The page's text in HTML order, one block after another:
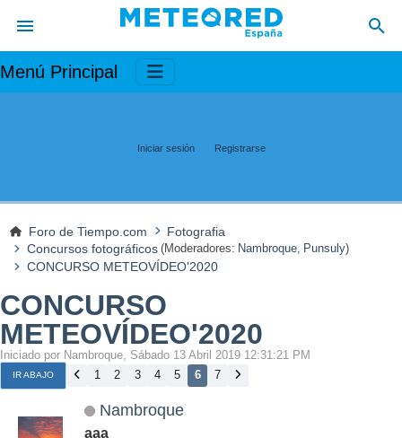
Menú Principal
Iniciar sesión Registrarse
Foro de Tiempo.com
Fotografia
Concursos fotográficos (Moderadores: Nambroque, Punsuly)
CONCURSO METEOVÍDEO'2020
CONCURSO
METEOVÍDEO'2020
Iniciado por Nambroque, Sábado 13 Abril 2019 12:31:21 PM
IR ABAJO 1 2 3 4 5 6 7
Nambroque
aaa